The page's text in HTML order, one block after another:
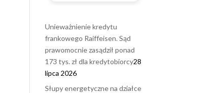
Unieważnienie kredytu
frankowego Raiffeisen. Sąd
prawomocnie zasądził ponad
173 tys. zł dla kredytobiorcy28
lipca 2026
Słupy energetyczne na działce